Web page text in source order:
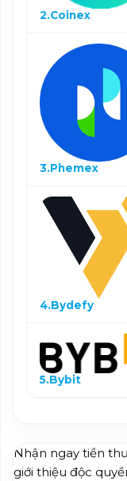
2.Coinex
3.Phemex
4.Bydefy
5.Bybit
Nhận ngay tiền
giới thiệu độc